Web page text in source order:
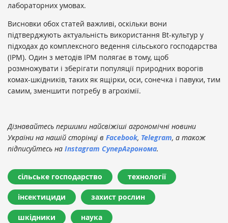
лабораторних умовах.
Висновки обох статей важливі, оскільки вони
підтверджують актуальність використання Bt-культур у
підходах до комплексного ведення сільського господарства
(IPM). Один з методів IPM полягає в тому, щоб
розмножувати і зберігати популяції природних ворогів
комах-шкідників, таких як ящірки, оси, сонечка і павуки, тим
самим, зменшити потребу в агрохімії.
Дізнавайтесь першими найсвіжіші агрономічні новини
України на нашій сторінці в Facebook, Telegram, а також
підписуйтесь на Instagram СуперАгронома.
сільське господарство технології
інсектициди захист рослин
шкідники наука